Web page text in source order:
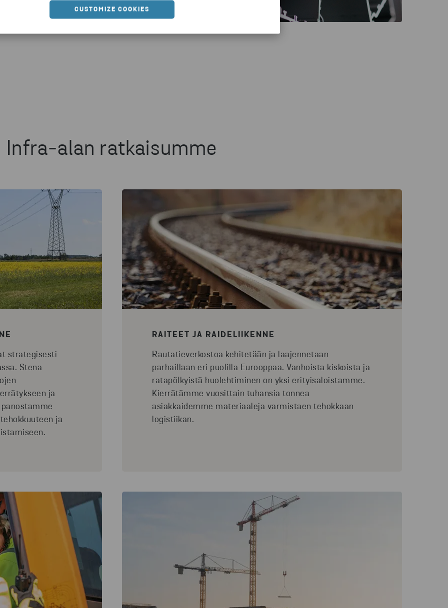
CUSTOMIZE COOKIES
vaatimusten
Infra-alan ratkaisumme
strategisesti
Stena
ja
ja
RAITEET JA RAIDELIIKENNE
Rautatieverkostoa kehitetään ja laajennetaan
parhaillaan eri puolilla Eurooppaa. Vanhoista kiskoista ja
ratapölkyistä huolehtiminen on yksi erityisaloistamme.
Kierrätämme vuosittain tuhansia tonnea
asiakkaidemme materiaaleja varmistaen tehokkaan
logistiikan.